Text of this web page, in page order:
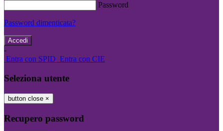
Password
Password dimenticata?
-
Entra con SPID Entra con CIE
Seleziona utente
button close ×
Recupero password